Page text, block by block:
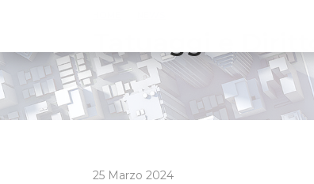
TATUAGGI E DIRITTO
Tatuaggi e
25 Marzo 2024